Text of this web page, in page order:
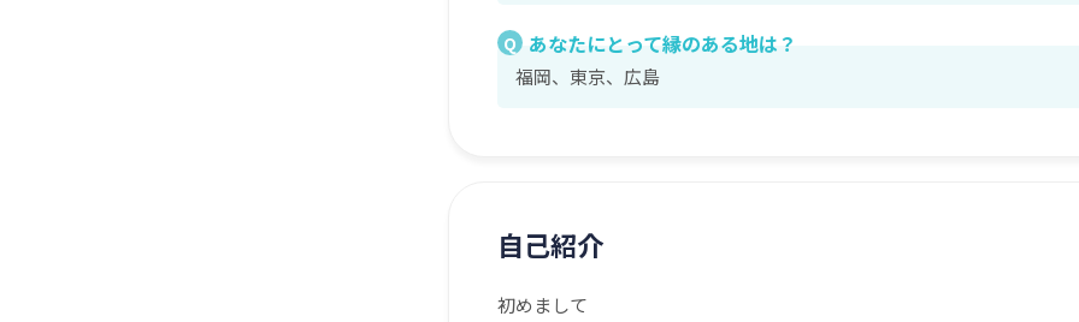
Q あなたにとって縁のある地は？
福岡、東京、広島
自己紹介
初めまして